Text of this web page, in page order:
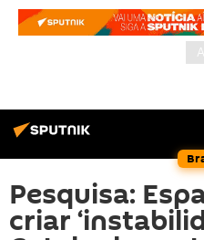
Pesquisa:
criar